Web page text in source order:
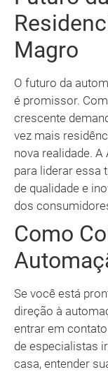
Magro
O futuro da
é promissor.
crescente
vez mais
nova realidade. A
para liderar essa
de qualidade e
dos
Como
Se você está
direção à
entrar em
de especialistas
casa, entender